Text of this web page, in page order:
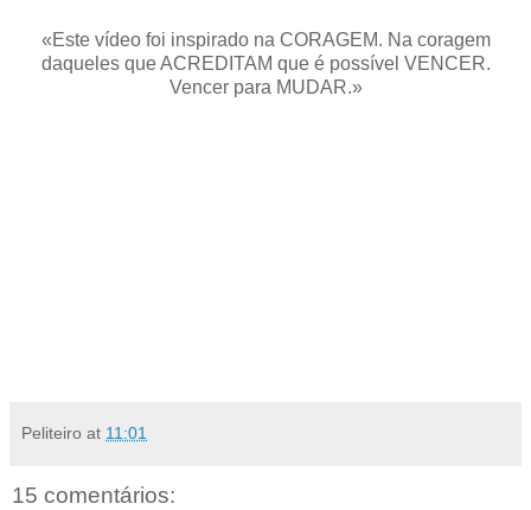
«Este vídeo foi inspirado na CORAGEM. Na coragem
daqueles que ACREDITAM que é possível VENCER.
Vencer para MUDAR.»
Peliteiro at 11:01
15 comentários: